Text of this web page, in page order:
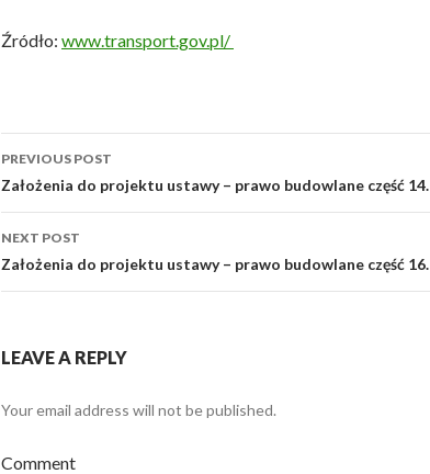
Źródło: www.transport.gov.pl/
Post
navigation
PREVIOUS POST
Założenia do projektu ustawy – prawo budowlane część 14.
NEXT POST
Założenia do projektu ustawy – prawo budowlane część 16.
LEAVE A REPLY
Your email address will not be published.
Comment